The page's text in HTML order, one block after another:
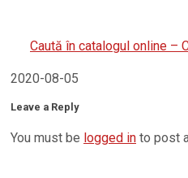
Caută în catalogul online –
2020-08-05
Leave a Reply
You must be logged in to post